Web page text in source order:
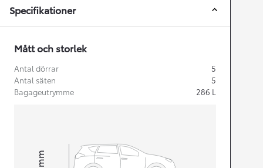
Specifikationer
Mått och storlek
Antal dörrar
5
Antal säten
5
Bagageutrymme
286 L
mm